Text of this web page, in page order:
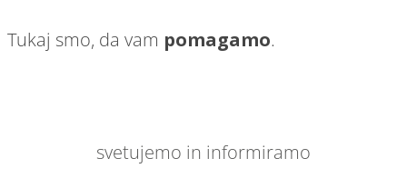
Tukaj smo, da vam pomagamo.
svetujemo in informiramo